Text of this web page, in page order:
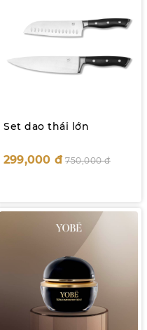
Set dao thái lớn
299,000 đ 750,000đ